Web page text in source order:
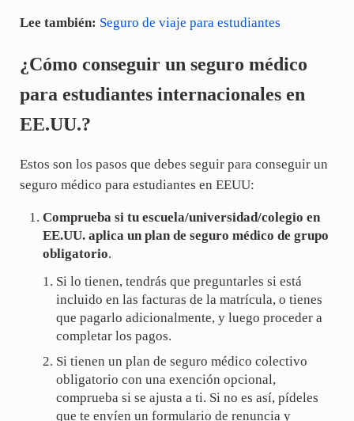
Lee también: Seguro de viaje para estudiantes
¿Cómo conseguir un seguro médico
para estudiantes internacionales en
EE.UU.?
Estos son los pasos que debes seguir para conseguir un
seguro médico para estudiantes en EEUU:
Comprueba si tu escuela/universidad/colegio en
EE.UU. aplica un plan de seguro médico de grupo
obligatorio.
Si lo tienen, tendrás que preguntarles si está
incluido en las facturas de la matrícula, o tienes
que pagarlo adicionalmente, y luego proceder a
completar los pagos.
Si tienen un plan de seguro médico colectivo
obligatorio con una exención opcional,
comprueba si se ajusta a ti. Si no es así, pídeles
que te envíen un formulario de renuncia y